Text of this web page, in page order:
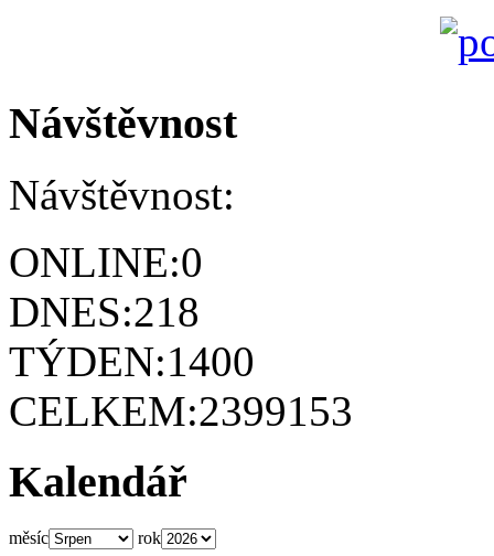
Návštěvnost
Návštěvnost:
ONLINE:0
DNES:218
TÝDEN:1400
CELKEM:2399153
Kalendář
měsíc rok